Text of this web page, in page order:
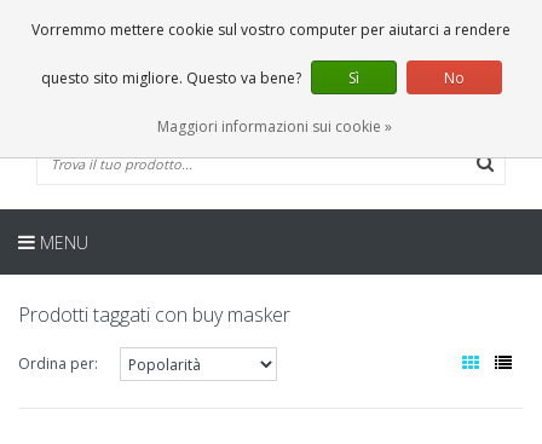
0 Articoli
IT
MENU
Prodotti taggati con buy masker
Ordina per:
Vorremmo mettere cookie sul vostro computer per aiutarci a rendere
questo sito migliore. Questo va bene? Sì No
Maggiori informazioni sui cookie »